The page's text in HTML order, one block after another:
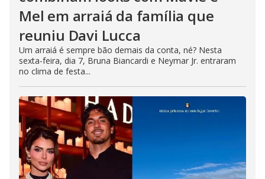
Mel em arraiá da família que
reuniu Davi Lucca
Um arraiá é sempre bão demais da conta, né? Nesta
sexta-feira, dia 7, Bruna Biancardi e Neymar Jr. entraram
no clima de festa...